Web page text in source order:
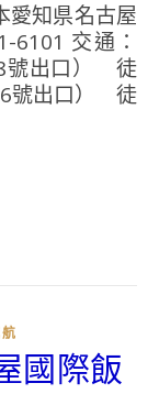
6101 交通：
號出口） 徒
號出口） 徒
國際飯